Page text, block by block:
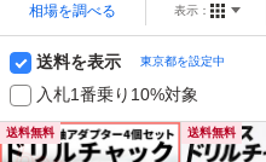
相場を調べる 表示：
送料を表示 東京都を設定中
入札1番乗り10%対象
送料無料 送料無料